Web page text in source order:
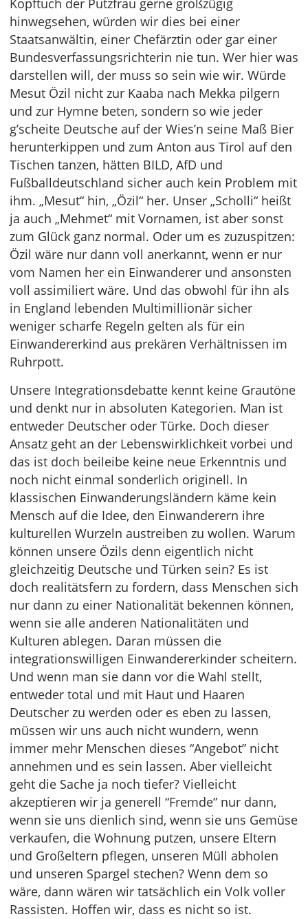
Kopftuch der Putzfrau gerne großzügig
hinwegsehen, würden wir dies bei einer
Staatsanwältin, einer Chefärztin oder gar einer
Bundesverfassungsrichterin nie tun. Wer hier was
darstellen will, der muss so sein wie wir. Würde
Mesut Özil nicht zur Kaaba nach Mekka pilgern
und zur Hymne beten, sondern so wie jeder
g’scheite Deutsche auf der Wies’n seine Maß Bier
herunterkippen und zum Anton aus Tirol auf den
Tischen tanzen, hätten BILD, AfD und
Fußballdeutschland sicher auch kein Problem mit
ihm. „Mesut“ hin, „Özil“ her. Unser „Scholli“ heißt
ja auch „Mehmet“ mit Vornamen, ist aber sonst
zum Glück ganz normal. Oder um es zuzuspitzen:
Özil wäre nur dann voll anerkannt, wenn er nur
vom Namen her ein Einwanderer und ansonsten
voll assimiliert wäre. Und das obwohl für ihn als
in England lebenden Multimillionär sicher
weniger scharfe Regeln gelten als für ein
Einwandererkind aus prekären Verhältnissen im
Ruhrpott.
Unsere Integrationsdebatte kennt keine Grautöne
und denkt nur in absoluten Kategorien. Man ist
entweder Deutscher oder Türke. Doch dieser
Ansatz geht an der Lebenswirklichkeit vorbei und
das ist doch beileibe keine neue Erkenntnis und
noch nicht einmal sonderlich originell. In
klassischen Einwanderungsländern käme kein
Mensch auf die Idee, den Einwanderern ihre
kulturellen Wurzeln austreiben zu wollen. Warum
können unsere Özils denn eigentlich nicht
gleichzeitig Deutsche und Türken sein? Es ist
doch realitätsfern zu fordern, dass Menschen sich
nur dann zu einer Nationalität bekennen können,
wenn sie alle anderen Nationalitäten und
Kulturen ablegen. Daran müssen die
integrationswilligen Einwandererkinder scheitern.
Und wenn man sie dann vor die Wahl stellt,
entweder total und mit Haut und Haaren
Deutscher zu werden oder es eben zu lassen,
müssen wir uns auch nicht wundern, wenn
immer mehr Menschen dieses “Angebot” nicht
annehmen und es sein lassen. Aber vielleicht
geht die Sache ja noch tiefer? Vielleicht
akzeptieren wir ja generell “Fremde” nur dann,
wenn sie uns dienlich sind, wenn sie uns Gemüse
verkaufen, die Wohnung putzen, unsere Eltern
und Großeltern pflegen, unseren Müll abholen
und unseren Spargel stechen? Wenn dem so
wäre, dann wären wir tatsächlich ein Volk voller
Rassisten. Hoffen wir, dass es nicht so ist.